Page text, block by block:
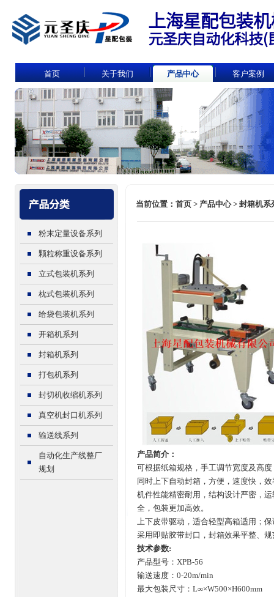
首页 关于我们 产品中心 客户案例
当前位置：首页 > 产品中心 > 封箱机系
粉末定量设备系列
颗粒称重设备系列
立式包装机系列
枕式包装机系列
给袋包装机系列
开箱机系列
封箱机系列
打包机系列
封切机收缩机系列
真空机封口机系列
输送线系列
自动化生产线整厂
规划
产品简介：
可根据纸箱规格，手工调节宽度及高
同时上下自动封箱，方便，速度快，
机件性能精密耐用，结构设计严密，运
全，包装更加高效。
上下皮带驱动，适合轻型高箱适用；
采用即贴胶带封口，封箱效果平整、
技术参数:
产品型号：XPB-56
输送速度：0-20m/min
最大包装尺寸：L∞×W500×H600mm